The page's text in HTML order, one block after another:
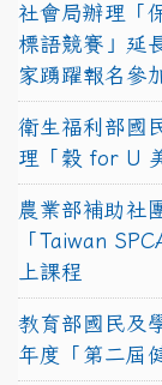
社會局辦理「
標語競賽」延
家踴躍報名參
衛生福利部國
理「穀 for U
農業部補助社
「Taiwan
上課程
教育部國民及
年度「第二屆